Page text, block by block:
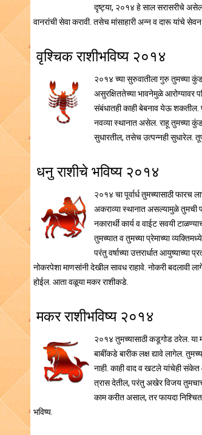
दृष्ट्या, २०१४ हे साल सरासरीचे असेल.
वानरांची सेवा करावी. तसेच मांसाहारी अन्न व दारू यांचे
वृश्चिक राशीभविष्य २०१४
२०१४ च्या सुरुवातीला गुरु तुमच्या
असुरक्षिततेच्या भावनेमुळे आरोग्यावर
संबंधातही काही बेबनाव येऊ शकतील.
नवव्या स्थानात असेल. राहू तुमच्या
सुधारतील, तसेच उत्पन्नही सुधारेल.
धनु राशीचे भविष्य २०१४
२०१४ चा पूर्वार्ध तुमच्यासाठी
अकराव्या स्थानात असल्यामुळे तुमची
नकारार्थी कार्य व वाईट सवयी
तुमच्यात व तुमच्या प्रेमाच्या
परंतु वर्षाच्या उत्तरार्धात
नोकरपेशा माणसांनी देखील सावध राहावे. नोकरी बदलावी
होईल. आता वळूया मकर राशीकडे.
मकर राशीभविष्य २०१४
२०१४ तुमच्यासाठी कडूगोड ठरेल. या
बाबींकडे बारीक लक्ष द्यावे लागेल.
नाही. काही वाद व खटले यांचेही
त्रास देतील, परंतु अखेर विजय तुमचाच
काम करीत असाल, तर फायदा निश्चित
भविष्य.